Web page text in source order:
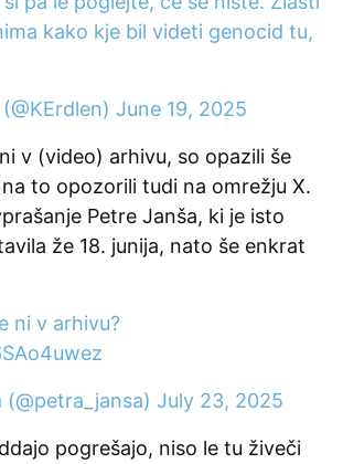
kako kje bil videti genocid tu,
June 19, 2025
v (video) arhivu, so opazili še
to opozorili tudi na omrežju X.
Petre Janša, ki je isto
že 18. junija, nato še enkrat
ni v arhivu?
July 23, 2025
pogrešajo, niso le tu živeči